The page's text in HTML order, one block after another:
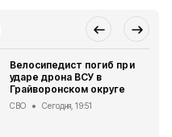
Велосипедист погиб при
ударе дрона ВСУ в
Грайворонском округе
СВО Сегодня, 19:51